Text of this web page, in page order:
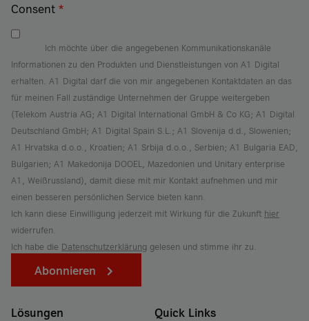
Consent *
Ich möchte über die angegebenen Kommunikationskanäle
Informationen zu den Produkten und Dienstleistungen von A1 Digital
erhalten. A1 Digital darf die von mir angegebenen Kontaktdaten an das
für meinen Fall zuständige Unternehmen der Gruppe weitergeben
(Telekom Austria AG; A1 Digital International GmbH & Co KG; A1 Digital
Deutschland GmbH; A1 Digital Spain S.L.; A1 Slovenija d.d., Slowenien;
A1 Hrvatska d.o.o., Kroatien; A1 Srbija d.o.o., Serbien; A1 Bulgaria EAD,
Bulgarien; A1 Makedonija DOOEL, Mazedonien und Unitary enterprise
A1, Weißrussland), damit diese mit mir Kontakt aufnehmen und mir
einen besseren persönlichen Service bieten kann.
Ich kann diese Einwilligung jederzeit mit Wirkung für die Zukunft hier
widerrufen.
Ich habe die Datenschutzerklärung gelesen und stimme ihr zu.
Abonnieren
Lösungen Quick Links